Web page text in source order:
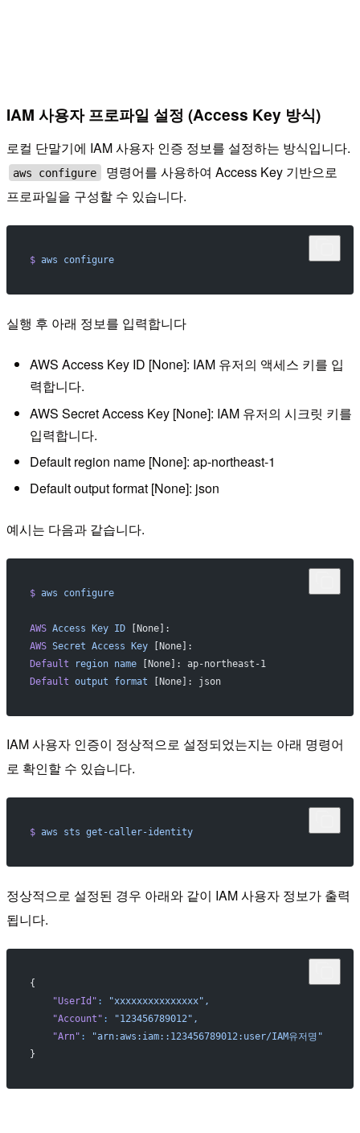
IAM 사용자 프로파일 설정 (Access Key 방식)
로컬 단말기에 IAM 사용자 인증 정보를 설정하는 방식입니다.
aws configure
명령어를 사용하여 Access Key 기반으로
프로파일을 구성할 수 있습니다.
$ aws configure
실행 후 아래 정보를 입력합니다
AWS Access Key ID [None]: IAM 유저의 액세스 키를 입
력합니다.
AWS Secret Access Key [None]: IAM 유저의 시크릿 키를
입력합니다.
Default region name [None]: ap-northeast-1
Default output format [None]: json
예시는 다음과 같습니다.
$ aws configure
AWS Access Key ID [None]:
AWS Secret Access Key [None]:
Default region name [None]: ap-northeast-1
Default output format [None]: json
IAM 사용자 인증이 정상적으로 설정되었는지는 아래 명령어
로 확인할 수 있습니다.
$ aws sts get-caller-identity
정상적으로 설정된 경우 아래와 같이 IAM 사용자 정보가 출력
됩니다.
{
    "UserId"
:
"xxxxxxxxxxxxxxx",
    "Account"
:
"123456789012",
    "Arn"
:
"arn:aws:iam::123456789012:user/IAM유저명"
}